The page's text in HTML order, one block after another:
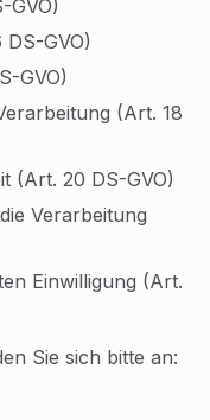
GVO)
GVO)
GVO)
(Art. 18
(Art. 20 DS-GVO)
Verarbeitung
Einwilligung (Art.
Sie sich bitte an: